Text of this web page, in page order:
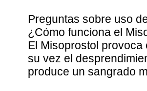
Preguntas sobre uso
¿Cómo funciona el
El Misoprostol
su vez el
produce un sangrado